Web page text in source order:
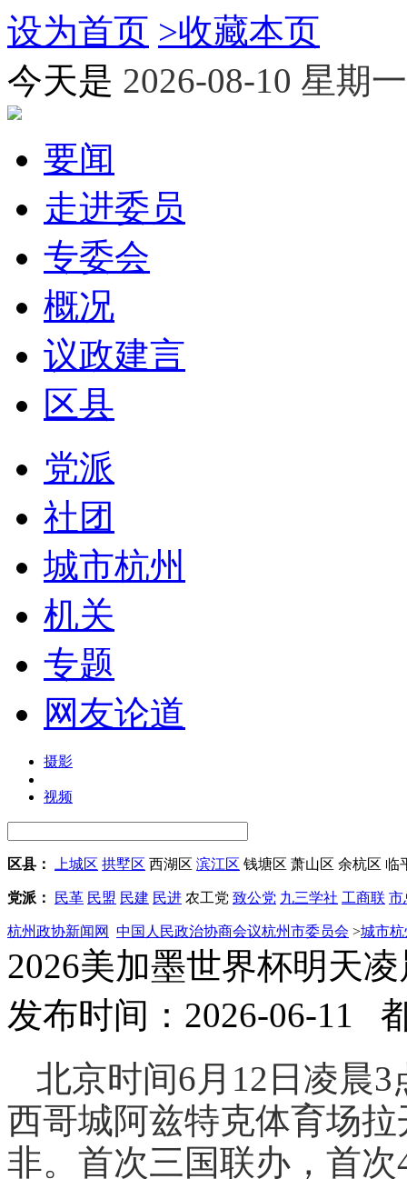
设为首页 >收藏本页
今天是 2026-08-10 星期一
要闻
走进委员
专委会
概况
议政建言
区县
党派
社团
城市杭州
机关
专题
网友论道
摄影
视频
区县： 上城区 拱墅区 西湖区 滨江区 钱塘区 萧山区 余杭区 临
党派： 民革 民盟 民建 民进 农工党 致公党 九三学社 工商联 市
杭州政协新闻网 中国人民政治协商会议杭州市委员会 >城市杭
2026美加墨世界杯明天
发布时间：2026-06-11
北京时间6月12日凌晨
西哥城阿兹特克体育场
非。首次三国联办，首